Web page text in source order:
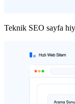
Teknik SEO sayfa